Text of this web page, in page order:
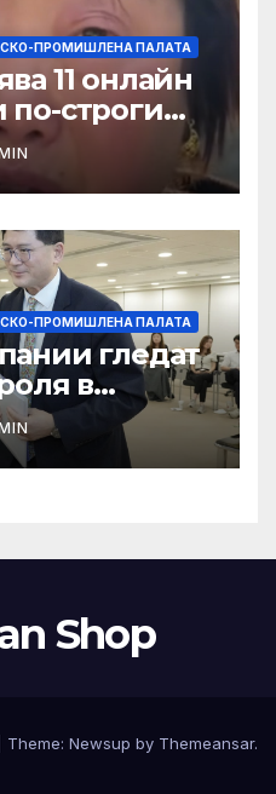
ПРОМИШЛЕНА ПАЛАТА
11 онлайн
строги
на
ПРОМИШЛЕНА ПАЛАТА
гледат
в
Shop
Theme: Newsup by Themeansar.